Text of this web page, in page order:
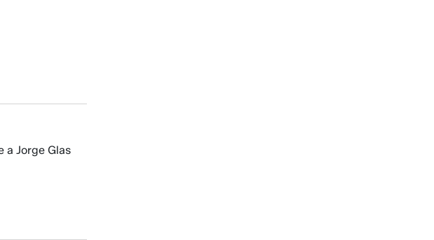
a Jorge Glas